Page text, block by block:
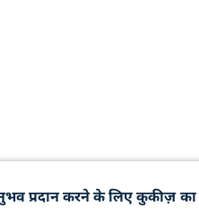
प्रदान करने के लिए कुकीज़ का